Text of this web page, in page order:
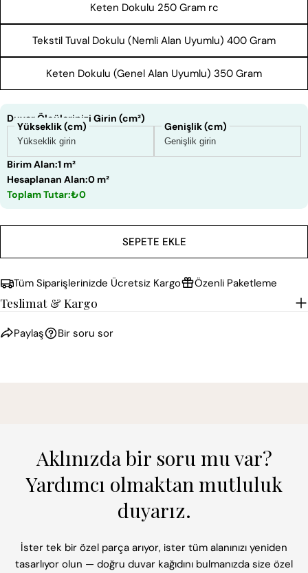
Keten Dokulu 250 Gram rc
Tekstil Tuval Dokulu (Nemli Alan Uyumlu) 400 Gram
Keten Dokulu (Genel Alan Uyumlu) 350 Gram
Duvar Ölçülerinizi Girin (cm²)
Yükseklik (cm) Genişlik (cm)
Birim Alan:1 m²
Hesaplanan Alan:0 m²
Toplam Tutar:₺0
SEPETE EKLE
Tüm Siparişlerinizde Ücretsiz Kargo Özenli Paketleme
Teslimat & Kargo
Paylaş Bir soru sor
Aklınızda bir soru mu var?
Yardımcı olmaktan mutluluk
duyarız.
İster tek bir özel parça arıyor, ister tüm alanınızı yeniden
tasarlıyor olun — doğru duvar kağıdını bulmanızda size özel